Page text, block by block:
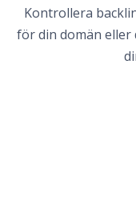
Kontrollera
för din domän